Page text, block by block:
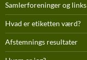
Samlerforeninger og links
Hvad er etiketten værd?
Afstemnings resultater